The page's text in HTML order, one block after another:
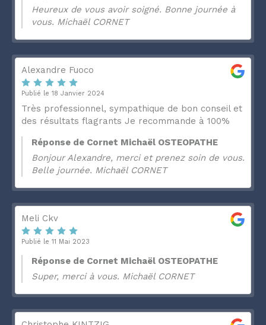
Heureux de vous avoir soigné. Bonne journée à
vous. Michaël CORNET
Alexandre Fuoco
Publié le 18 Janvier 2024
Très professionnel, sympathique de bon conseil et
des résultats flagrants Je recommande à 100%
Réponse de Cornet Michaël OSTEOPATHE
Bonjour Alexandre, merci et prenez soin de vous.
Belle journée. Michaël CORNET
Meli Ckv
Publié le 11 Mai 2023
Réponse de Cornet Michaël OSTEOPATHE
Super, merci à vous. Michaël CORNET